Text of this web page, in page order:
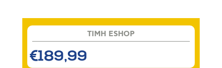
TIMH ESHOP
€189,99